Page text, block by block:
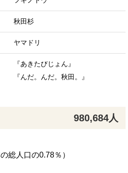
秋田杉
ヤマドリ
『あきたびじょん』
『んだ。んだ。秋田。』
980,684人
総人口の0.78％）